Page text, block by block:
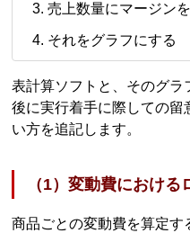
売上数量にマージン
それをグラフにする
表計算ソフトと、そのグ
後に実行着手に際しての留
い方を追記します。
（1）変動費における
商品ごとの変動費を算定